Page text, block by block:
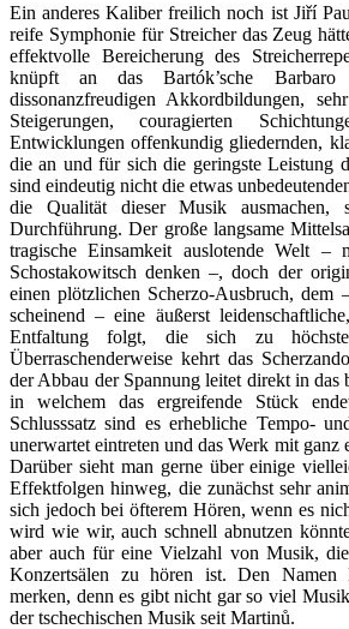
Ein anderes Kaliber freilich noch ist Jiří
reife Symphonie für Streicher das Zeug
effektvolle Bereicherung des
knüpft an das Bartók’sche
dissonanzfreudigen Akkordbildungen,
Steigerungen, couragierten
Entwicklungen offenkundig gliedernden,
die an und für sich die geringste Leistung
sind eindeutig nicht die etwas
die Qualität dieser Musik
Durchführung. Der große langsame
tragische Einsamkeit auslotende Welt
Schostakowitsch denken –, doch der
einen plötzlichen Scherzo-Ausbruch, dem
scheinend – eine äußerst
Entfaltung folgt, die sich zu
Überraschenderweise kehrt das
der Abbau der Spannung leitet direkt in das
in welchem das ergreifende Stück
Schlusssatz sind es erhebliche Tempo-
unerwartet eintreten und das Werk mit ganz
Darüber sieht man gerne über einige
Effektfolgen hinweg, die zunächst sehr
sich jedoch bei öfterem Hören, wenn es
wird wie wir, auch schnell abnutzen
aber auch für eine Vielzahl von Musik,
Konzertsälen zu hören ist. Den Namen
merken, denn es gibt nicht gar so viel
der tschechischen Musik seit Martinů.